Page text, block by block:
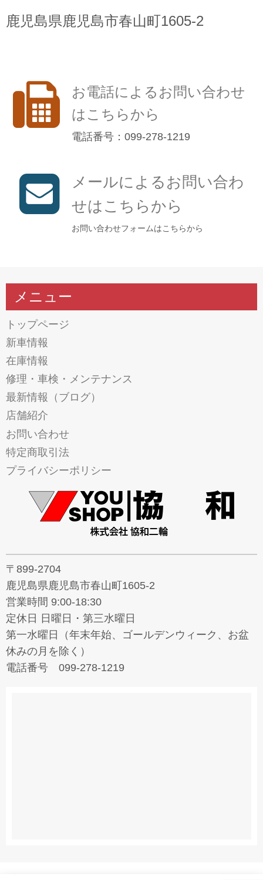
鹿児島県鹿児島市春山町1605-2
お電話によるお問い合わせ
はこちらから
電話番号：099-278-1219
メールによるお問い合わ
せはこちらから
お問い合わせフォームはこちらから
メニュー
トップページ
新車情報
在庫情報
修理・車検・メンテナンス
最新情報（ブログ）
店舗紹介
お問い合わせ
特定商取引法
プライバシーポリシー
〒899-2704
鹿児島県鹿児島市春山町1605-2
営業時間 9:00-18:30
定休日 日曜日・第三水曜日
第一水曜日（年末年始、ゴールデンウィーク、お盆
休みの月を除く）
電話番号 099-278-1219